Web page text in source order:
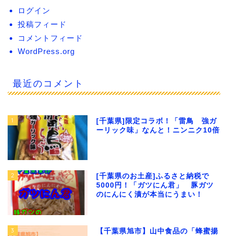
ログイン
投稿フィード
コメントフィード
WordPress.org
最近のコメント
1
[千葉県]限定コラボ！「雷鳥 強ガ
ーリック味」なんと！ニンニク10倍
2
[千葉県のお土産]ふるさと納税で
5000円！「ガツにん君」 豚ガツ
のにんにく漬が本当にうまい！
3
【千葉県旭市】山中食品の「蜂蜜揚